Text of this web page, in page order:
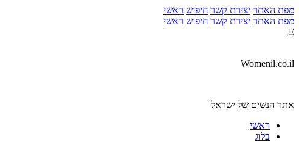
מפת האתר יצירת קשר חיפוש ראשי
מפת האתר יצירת קשר חיפוש ראשי
Ξ
Womenil.co.il
אתר הנשים של ישראל
ראשי
בלוג